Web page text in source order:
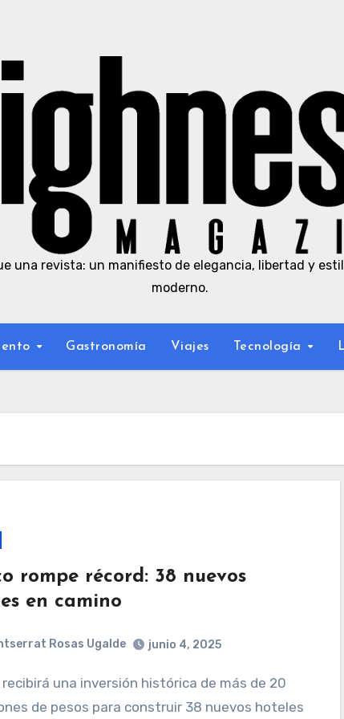
una revista: un manifiesto de elegancia, libertad y
moderno.
Gastronomía Viajes Tecnología
rompe récord: 38 nuevos
en camino
Rosas Ugalde junio 4, 2025
de pesos para construir 38 nuevos hoteles